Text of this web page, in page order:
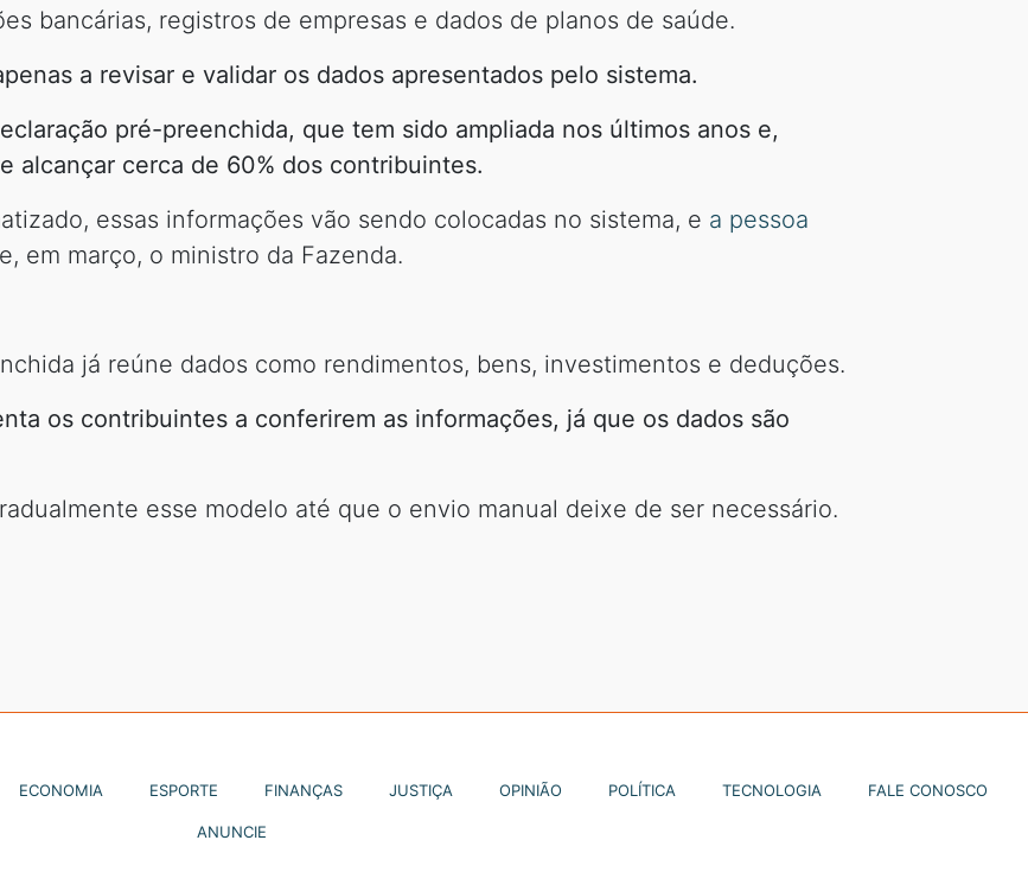
bancárias, registros de empresas e dados de planos de saúde.
a revisar e validar os dados apresentados pelo sistema.
pré-preenchida, que tem sido ampliada nos últimos anos e,
alcançar cerca de 60% dos contribuintes.
essas informações vão sendo colocadas no sistema, e a pessoa
em março, o ministro da Fazenda.
já reúne dados como rendimentos, bens, investimentos e deduções.
os contribuintes a conferirem as informações, já que os dados são
esse modelo até que o envio manual deixe de ser necessário.
ECONOMIA ESPORTE FINANÇAS JUSTIÇA OPINIÃO POLÍTICA TECNOLOGIA FALE CONOSCO
ANUNCIE